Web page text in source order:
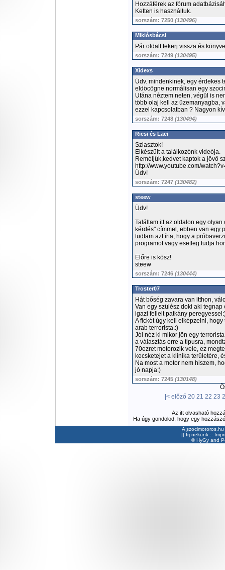
Hozzáférek az fórum
Ketten is használtuk.
sorszám: 7250 (130496)
Miklósbácsi
Pár oldalt tekerj vissza és
sorszám: 7249 (130495)
Xidexs
Üdv. mindenkinek, egy érdekes
eldöcögne normálisan egy
Utána néztem neten, végül is
több olaj kell az üzemanyagba,
ezzel kapcsolatban ? Nagyon
sorszám: 7248 (130494)
Ricsi és Laci
Sziasztok!
Elkészült a találkozónk videója.
Reméljük,kedvet kaptok a jövő
http://www.youtube.com/
Üdv!
sorszám: 7247 (130482)
steew
Üdv!
Találtam itt az oldalon egy
kérdés" címmel, ebben van egy
tudtam azt írta, hogy a
programot vagy esetleg tudja
Előre is kösz!
steew
sorszám: 7246 (130444)
Troster07
Hát bőség zavara van itthon,
Van egy szülész doki aki
igazi fellelt patkány
A fickót úgy kell elképzelni,
arab terrorista.:)
Jól néz ki mikor jön egy
a választás erre a tipusra,
70ezret motorozik vele, ez
kecsketejet a klinika területére,
Na most a motor nem hiszem,
jó napja:)
sorszám: 7245 (130148)
|< előző 20 21 22 23
Az itt olvasható
Ha úgy gondolod, hogy egy
A
|| Írj nekünk ::
©HyGyand